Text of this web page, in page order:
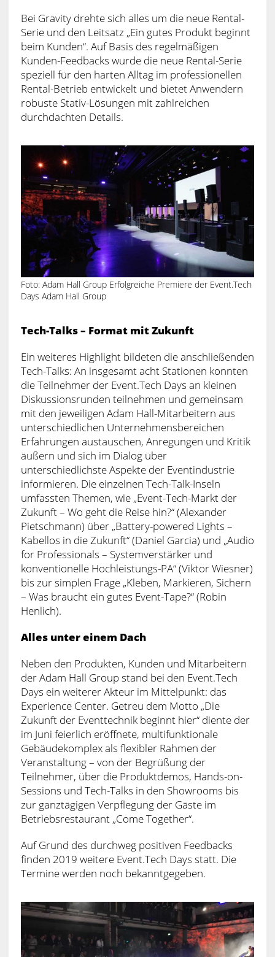
Bei Gravity drehte sich alles um die neue Rental-
Serie und den Leitsatz „Ein gutes Produkt beginnt
beim Kunden“. Auf Basis des regelmäßigen
Kunden-Feedbacks wurde die neue Rental-Serie
speziell für den harten Alltag im professionellen
Rental-Betrieb entwickelt und bietet Anwendern
robuste Stativ-Lösungen mit zahlreichen
durchdachten Details.
Foto: Adam Hall Group Erfolgreiche Premiere der Event.Tech
Days Adam Hall Group
Tech-Talks – Format mit Zukunft
Ein weiteres Highlight bildeten die anschließenden
Tech-Talks: An insgesamt acht Stationen konnten
die Teilnehmer der Event.Tech Days an kleinen
Diskussionsrunden teilnehmen und gemeinsam
mit den jeweiligen Adam Hall-Mitarbeitern aus
unterschiedlichen Unternehmensbereichen
Erfahrungen austauschen, Anregungen und Kritik
äußern und sich im Dialog über
unterschiedlichste Aspekte der Eventindustrie
informieren. Die einzelnen Tech-Talk-Inseln
umfassten Themen, wie „Event-Tech-Markt der
Zukunft – Wo geht die Reise hin?“ (Alexander
Pietschmann) über „Battery-powered Lights –
Kabellos in die Zukunft“ (Daniel Garcia) und „Audio
for Professionals – Systemverstärker und
konventionelle Hochleistungs-PA“ (Viktor Wiesner)
bis zur simplen Frage „Kleben, Markieren, Sichern
– Was braucht ein gutes Event-Tape?“ (Robin
Henlich).
Alles unter einem Dach
Neben den Produkten, Kunden und Mitarbeitern
der Adam Hall Group stand bei den Event.Tech
Days ein weiterer Akteur im Mittelpunkt: das
Experience Center. Getreu dem Motto „Die
Zukunft der Eventtechnik beginnt hier“ diente der
im Juni feierlich eröffnete, multifunktionale
Gebäudekomplex als flexibler Rahmen der
Veranstaltung – von der Begrüßung der
Teilnehmer, über die Produktdemos, Hands-on-
Sessions und Tech-Talks in den Showrooms bis
zur ganztägigen Verpflegung der Gäste im
Betriebsrestaurant „Come Together“.
Auf Grund des durchweg positiven Feedbacks
finden 2019 weitere Event.Tech Days statt. Die
Termine werden noch bekanntgegeben.